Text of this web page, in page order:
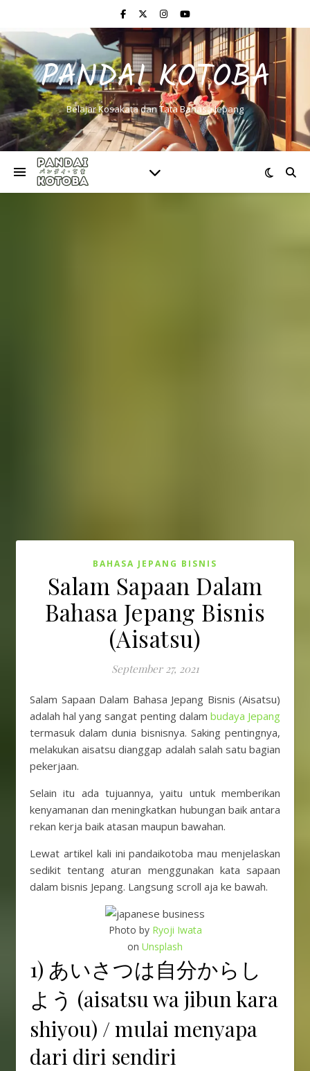
PANDAI KOTOBA
Belajar Kosakata dan Tata Bahasa Jepang
BAHASA JEPANG BISNIS
Salam Sapaan Dalam
Bahasa Jepang Bisnis
(Aisatsu)
September 27, 2021
Salam Sapaan Dalam Bahasa Jepang Bisnis (Aisatsu)
adalah hal yang sangat penting dalam budaya Jepang
termasuk dalam dunia bisnisnya. Saking pentingnya,
melakukan aisatsu dianggap adalah salah satu bagian
pekerjaan.
Selain itu ada tujuannya, yaitu untuk memberikan
kenyamanan dan meningkatkan hubungan baik antara
rekan kerja baik atasan maupun bawahan.
Lewat artikel kali ini pandaikotoba mau menjelaskan
sedikit tentang aturan menggunakan kata sapaan
dalam bisnis Jepang. Langsung scroll aja ke bawah.
Photo by Ryoji Iwata
on Unsplash
1) あいさつは自分からし
よう (aisatsu wa jibun kara
shiyou) / mulai menyapa
dari diri sendiri